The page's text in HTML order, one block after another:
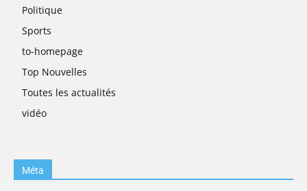
Politique
Sports
to-homepage
Top Nouvelles
Toutes les actualités
vidéo
Méta